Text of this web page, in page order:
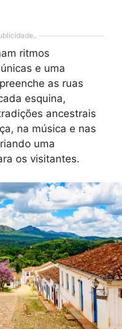
ritmos
e uma
as ruas
esquina,
ancestrais
na música e nas
uma
os visitantes.